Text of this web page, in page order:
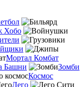
Хобо
Мортал Комбат
Башни
Зомби
Космос
Лего